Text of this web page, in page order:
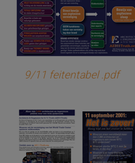
9/11 feitentabel .pdf